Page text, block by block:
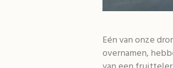
Eén van onze
overnamen,